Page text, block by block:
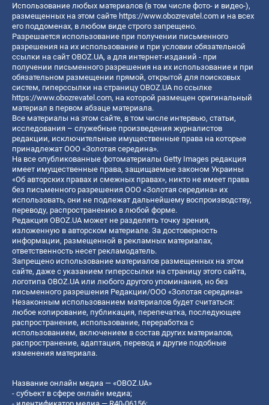
Использование любых материалов (в том числе фото- и видео-),
размещенных на этом сайте https://www.obozrevatel.com и на всех
его поддоменах, в любом виде строго запрещено.
Разрешается использование при получении письменного
разрешения на их использование и при условии обязательной
ссылки на сайт OBOZ.UA, а для интернет-изданий - при
получении письменного разрешения на их использование и при
обязательном размещении прямой, открытой для поисковых
систем, гиперссылки на страницу OBOZ.UA по ссылке
https://www.obozrevatel.com, на которой размещен оригинальный
материал в первом абзаце материала.
Все материалы на этом сайте, в том числе интервью, статьи,
исследования – служебные произведения журналистов
редакции, исключительные имущественные права на которые
принадлежат ООО «Золотая середина».
На все опубликованные фотоматериалы Getty Images редакция
имеет имущественные права, защищаемые законом Украины
«Об авторских правах и смежных правах», никто не имеет права
без письменного разрешения ООО «Золотая середина» их
использовать, они не подлежат дальнейшему воспроизводству,
переводу, распространению в любой форме.
Редакция OBOZ.UA может не разделять точку зрения,
изложенную в авторском материале. За достоверность
информации, размещенной в рекламных материалах,
ответственность несет рекламодатель.
Запрещено использование материалов размещенных на этом
сайте, даже с указанием гиперссылки на страницу этого сайта,
логотипа OBOZ.UA или любого другого упоминания, но без
письменного разрешения Редакции/ООО «Золотая середина»
Незаконным использованием материалов будет считаться:
любое копирование, публикация, перепечатка, последующее
распространение, использование, переработка с
использованием, включением в состав других материалов,
распространение, адаптация, перевод и другие подобные
изменения материала.
Название онлайн медиа — «OBOZ.UA»
- субъект в сфере онлайн медиа;